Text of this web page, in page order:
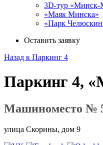
3D-тур «Минск-
«Маяк Минска»
«Парк
Оставить заявку
Назад к Паркинг 4
Паркинг 4,
Машиноместо №
улица Скорины, дом 9